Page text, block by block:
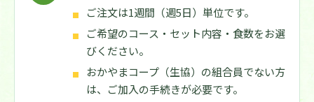
ご注文は1週間（週5日）単位です。
ご希望のコース・セット内容・食数をお選
びください。
おかやまコープ（生協）の組合員でない方
は、ご加入の手続きが必要です。